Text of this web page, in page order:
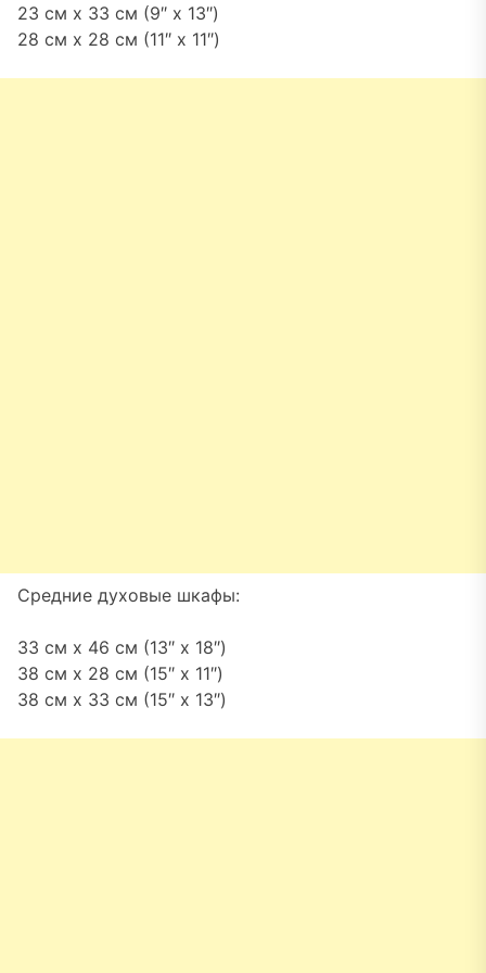
23 см x 33 см (9″ x 13″)
28 см x 28 см (11″ x 11″)
Средние духовые шкафы:
33 см x 46 см (13″ x 18″)
38 см x 28 см (15″ x 11″)
38 см x 33 см (15″ x 13″)